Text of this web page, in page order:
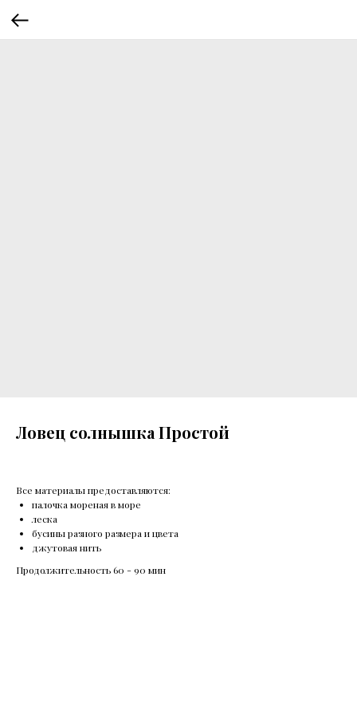
Ловец солнышка Простой
Все материалы предоставляются:
палочка мореная в море
леска
бусины разного размера и цвета
джутовая нить
Продолжительность 60 - 90 мин